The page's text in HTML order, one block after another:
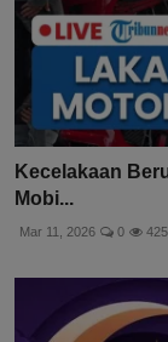
Kecelakaan
Mobi...
Mar 11, 2026 0 425